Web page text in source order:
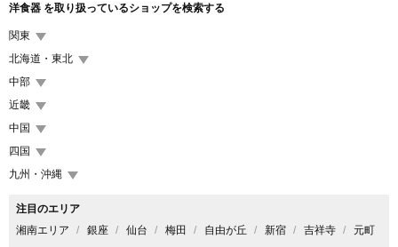
キッチンツール
ファミリー(4)
海や風、自然を感じる西海岸インテリア
土鍋(2)
洋食器 を取り扱っているショップを検索する
関東
北海道・東北
中部
近畿
中国
四国
九州・沖縄
注目のエリア
湘南エリア
銀座 仙台 梅田 自由が丘 新宿 吉祥寺
元町